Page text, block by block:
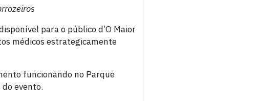
para o público d’O Maior
médicos estrategicamente
funcionando no Parque
evento.